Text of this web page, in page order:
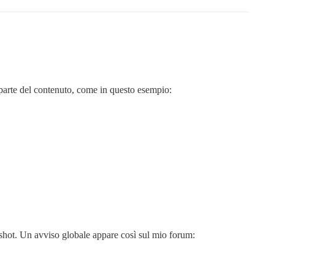
del contenuto, come in questo esempio:
Un avviso globale appare così sul mio forum: